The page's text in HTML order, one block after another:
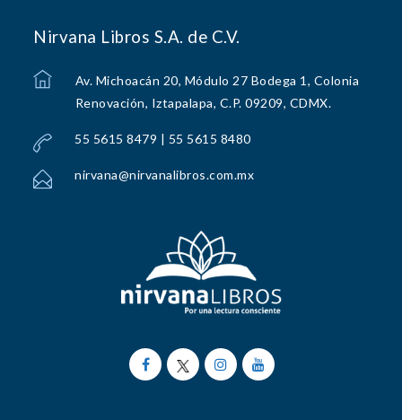
Nirvana Libros S.A. de C.V.
Av. Michoacán 20, Módulo 27 Bodega 1, Colonia
Renovación, Iztapalapa, C.P. 09209, CDMX.
55 5615 8479 | 55 5615 8480
nirvana@nirvanalibros.com.mx